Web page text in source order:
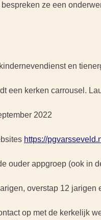
ze een
en
Laurentius,
2022
https://
(ook in de
overstap 12 jarigen en
met de kerkelijk